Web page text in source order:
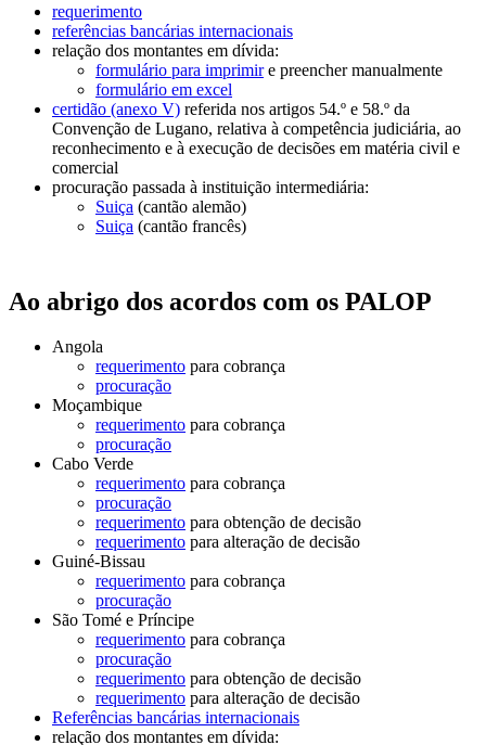
requerimento
referências bancárias internacionais
relação dos montantes em dívida:
formulário para imprimire preencher manualmente
formulário em excel
certidão (anexo V) referida nos artigos 54.º e 58.º da
Convenção de Lugano, relativa à competência judiciária, ao
reconhecimento e à execução de decisões em matéria civil e
comercial
procuração passada à instituição intermediária:
Suiça (cantão alemão)
Suiça (cantão francês)
Ao abrigo dos acordos com os PALOP
Angola
requerimento para cobrança
procuração
Moçambique
requerimento para cobrança
procuração
Cabo Verde
requerimento para cobrança
procuração
requerimento para obtenção de decisão
requerimento para alteração de decisão
Guiné-Bissau
requerimento para cobrança
procuração
São Tomé e Príncipe
requerimento para cobrança
procuração
requerimento para obtenção de decisão
requerimento para alteração de decisão
Referências bancárias internacionais
relação dos montantes em dívida: